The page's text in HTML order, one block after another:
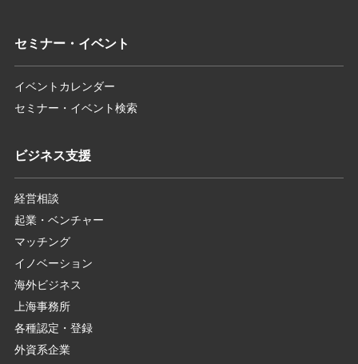
セミナー・イベント
イベントカレンダー
セミナー・イベント検索
ビジネス支援
経営相談
起業・ベンチャー
マッチング
イノベーション
海外ビジネス
上海事務所
各種認定・登録
外資系企業